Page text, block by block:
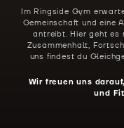
Im Ringside Gym
Gemeinschaft und eine
antreibt. Hier geht es
Zusammenhalt,
uns findest du
Wir freuen uns
und